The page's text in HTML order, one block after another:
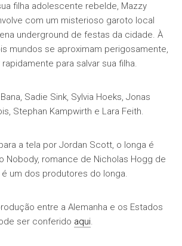
filha adolescente rebelde, Mazzy
com um misterioso garoto local
underground de festas da cidade. À
mundos se aproximam perigosamente,
para salvar sua filha.
Sadie Sink, Sylvia Hoeks, Jonas
Stephan Kampwirth e Lara Feith.
a tela por Jordan Scott, o longa é
Nobody, romance de Nicholas Hogg de
é um dos produtores do longa.
entre a Alemanha e os Estados
ser conferido aqui.